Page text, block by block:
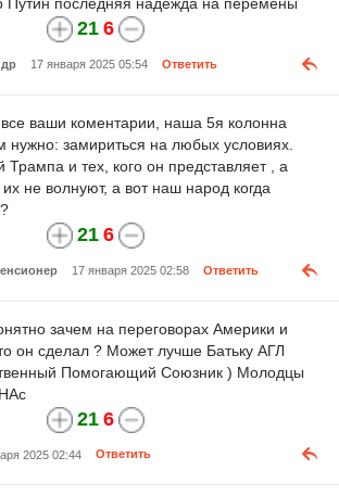
21 6
17 января 2025 05:54 Ответить
ваши коментарии, наша 5я колонна
нужно: замириться на любых условиях.
и тех, кого он представляет , а
не волнуют, а вот наш народ когда
21 6
17 января 2025 02:58 Ответить
зачем на переговорах Америки и
он сделал ? Может лучше Батьку АГЛ
Помогающий Союзник ) Молодцы
21 6
2025 02:44 Ответить